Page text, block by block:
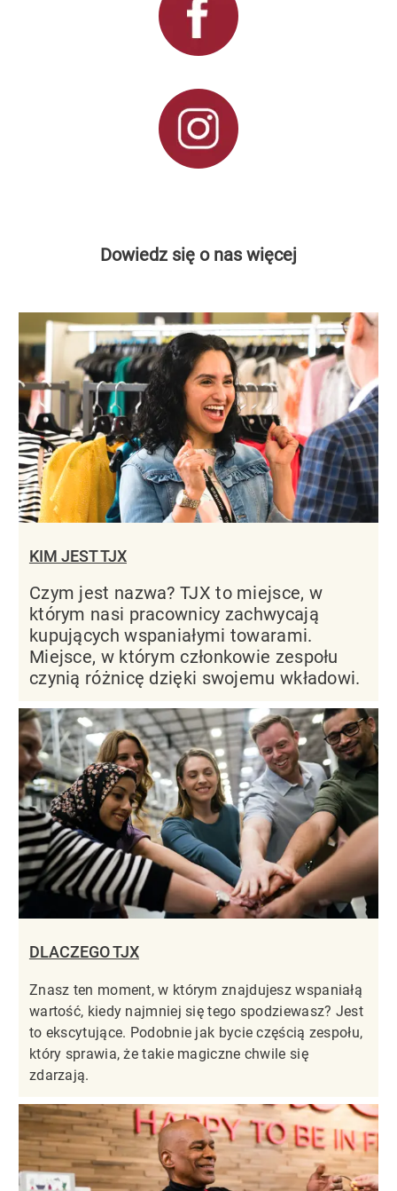
Dowiedz się o nas więcej
KIM JEST TJX
Czym jest nazwa? TJX to miejsce, w
którym nasi pracownicy zachwycają
kupujących wspaniałymi towarami.
Miejsce, w którym członkowie zespołu
czynią różnicę dzięki swojemu wkładowi.
DLACZEGO TJX
Znasz ten moment, w którym znajdujesz wspaniałą
wartość, kiedy najmniej się tego spodziewasz? Jest
to ekscytujące. Podobnie jak bycie częścią zespołu,
który sprawia, że takie magiczne chwile się
zdarzają.